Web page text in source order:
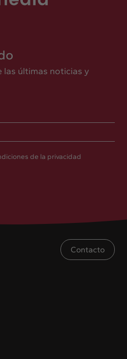
Contacto
las últimas noticias y
de la privacidad